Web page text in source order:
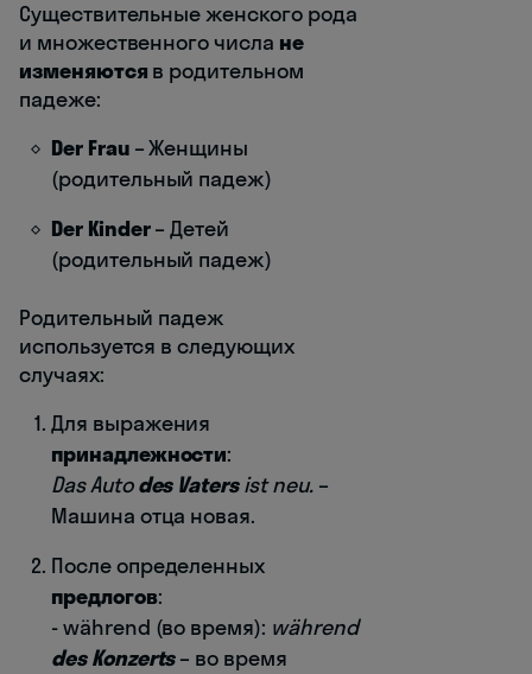
Существительные женского рода
и множественного числа не
изменяются в родительном
падеже:
Der Frau– Женщины
(родительный падеж)
Der Kinder– Детей
(родительный падеж)
Родительный падеж
используется в следующих
случаях:
Для выражения
принадлежности:
Das Autodes Vatersist neu.–
Машина отца новая.
После определенных
предлогов:
- während (во время): während
des Konzerts– во время